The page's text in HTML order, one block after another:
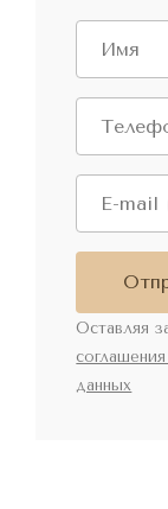
Оставляя
данных